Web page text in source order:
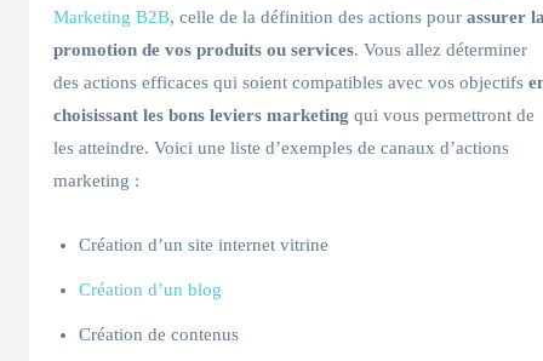
Marketing B2B, celle de la définition des actions pour assurer
promotion de vos produits ou services. Vous allez déterminer
des actions efficaces qui soient compatibles avec vos objectifs
choisissant les bons leviers marketing qui vous permettront de
les atteindre. Voici une liste d’exemples de canaux d’actions
marketing :
Création d’un site internet vitrine
Création d’un blog
Création de contenus